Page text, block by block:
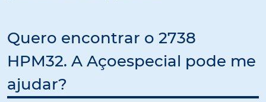
Quero encontrar o 2738
HPM32. A Açoespecial pode me
ajudar?